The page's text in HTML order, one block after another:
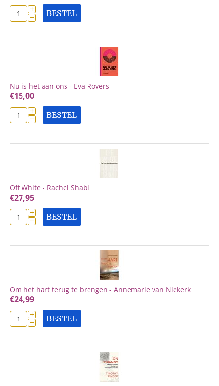
+
− BESTEL
Nu is het aan ons - Eva Rovers
€15,00
+
− BESTEL
Off White - Rachel Shabi
€27,95
+
− BESTEL
Om het hart terug te brengen - Annemarie van Niekerk
€24,99
+
− BESTEL